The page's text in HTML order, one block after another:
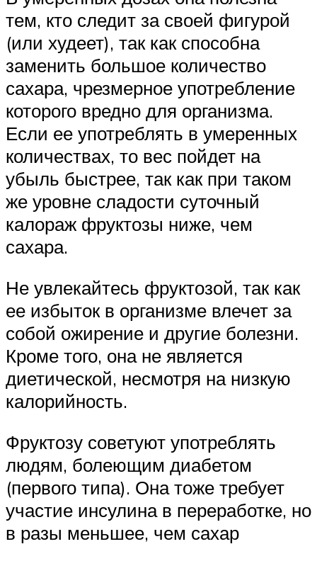
тем, кто следит за своей фигурой
(или худеет), так как способна
заменить большое количество
сахара, чрезмерное употребление
которого вредно для организма.
Если ее употреблять в умеренных
количествах, то вес пойдет на
убыль быстрее, так как при таком
же уровне сладости суточный
калораж фруктозы ниже, чем
сахара.
Не увлекайтесь фруктозой, так как
ее избыток в организме влечет за
собой ожирение и другие болезни.
Кроме того, она не является
диетической, несмотря на низкую
калорийность.
Фруктозу советуют употреблять
людям, болеющим диабетом
(первого типа). Она тоже требует
участие инсулина в переработке, но
в разы меньшее, чем сахар